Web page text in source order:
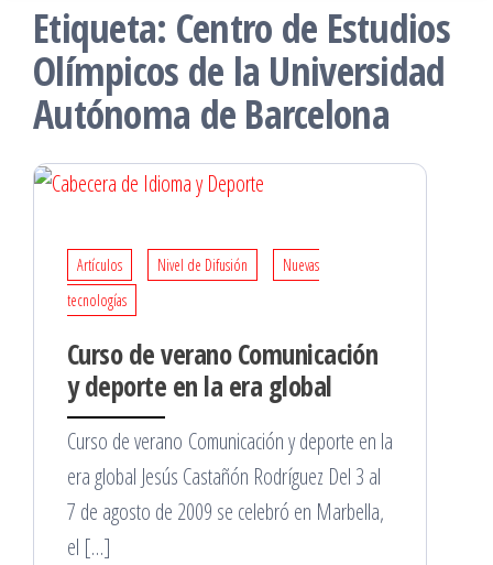
Etiqueta: Centro de Estudios
Olímpicos de la Universidad
Autónoma de Barcelona
Artículos Nivel de Difusión
Nuevas
tecnologías
Curso de verano Comunicación
y deporte en la era global
Curso de verano Comunicación y deporte en la
era global Jesús Castañón Rodríguez Del 3 al
7 de agosto de 2009 se celebró en Marbella,
el […]